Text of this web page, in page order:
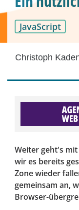
JavaScript
Christoph
Weiter geht's
wir es bereits
Zone wieder
gemeinsam an,
Browser-